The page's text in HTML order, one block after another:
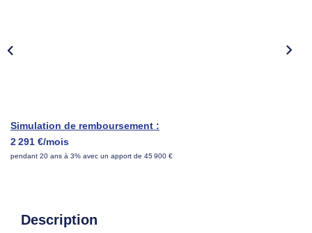
Simulation de remboursement :
2 291 €/mois
pendant 20 ans à 3% avec un apport de 45 900 €
Description